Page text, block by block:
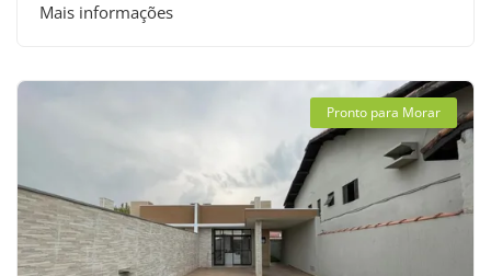
Mais informações
Pronto para Morar